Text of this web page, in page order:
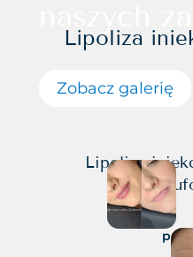
Zobacz galerię
Lipoliza
Lipoliza